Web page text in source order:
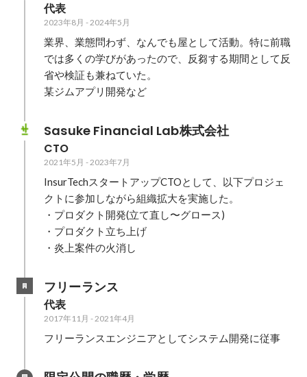
代表
2023年8月 -2024年5月
業界、業態問わず、なんでも屋として活動。特に前職
では多くの学びがあったので、反芻する期間として反
省や検証も兼ねていた。
某ジムアプリ開発など
Sasuke Financial Lab株式会社
CTO
2021年5月 -2023年7月
InsurTechスタートアップCTOとして、以下プロジェ
クトに参加しながら組織拡大を実施した。
・プロダクト開発(立て直し〜グロース)
・プロダクト立ち上げ
・炎上案件の火消し
フリーランス
代表
2017年11月 -2021年4月
フリーランスエンジニアとしてシステム開発に従事